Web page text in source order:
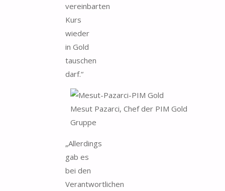
vereinbarten
Kurs
wieder
in Gold
tauschen
darf.“
Mesut Pazarci, Chef der PIM Gold
Gruppe
„Allerdings
gab es
bei den
Verantwortlichen